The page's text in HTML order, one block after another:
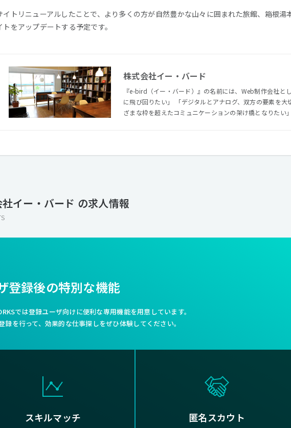
イトリニューアルしたことで、より多くの方が自然豊かな山々に囲まれた旅館、箱根
トをアップデートする予定です。
株式会社イー・バード
『e-bird（イー・バード）』の名前には、Web制作会社と
に飛び回りたい」 「デジタルとアナログ、双方の要素を
ざまな枠を超えたコミュニケーションの架け橋となりたい」 という意味が込められています。 めまぐるし
でワンストップで行っています。 また、最近では海外案件なども多く
やりがいのある面白い仕事に出会える場所です。
イー・バード の求人情報
登録後の特別な機能
では登録ユーザ向けに便利な専用機能を用意しています。
録を行って、効果的な仕事探しをぜひ体験してください。
スキルマッチ 匿名スカウト